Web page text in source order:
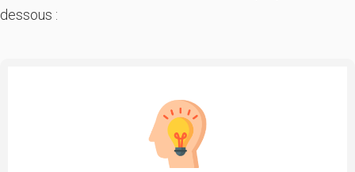
dessous :